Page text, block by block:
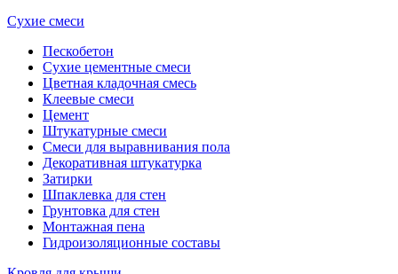
Сухие смеси
Пескобетон
Сухие цементные смеси
Цветная кладочная смесь
Клеевые смеси
Цемент
Штукатурные смеси
Смеси для выравнивания пола
Декоративная штукатурка
Затирки
Шпаклевка для стен
Грунтовка для стен
Монтажная пена
Гидроизоляционные составы